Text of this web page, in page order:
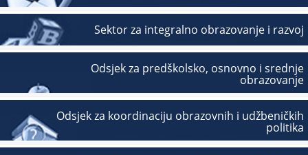
Sektor za integralno obrazovanje i razvoj
Odsjek za predškolsko, osnovno i srednje
obrazovanje
Odsjek za koordinaciju obrazovnih i udžbeničkih
politika